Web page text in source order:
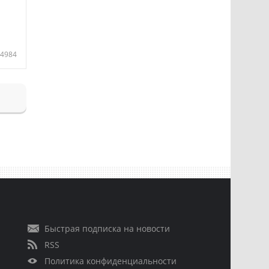
4984
Быстрая подписка на новости
RSS
Политика конфиденциальности